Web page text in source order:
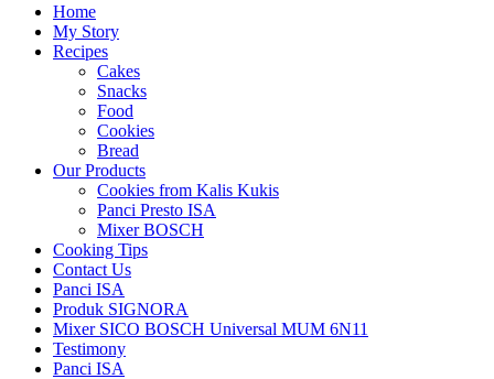
Home
My Story
Recipes
Cakes
Snacks
Food
Cookies
Bread
Our Products
Cookies from Kalis Kukis
Panci Presto ISA
Mixer BOSCH
Cooking Tips
Contact Us
Panci ISA
Produk SIGNORA
Mixer SICO BOSCH Universal MUM 6N11
Testimony
Panci ISA